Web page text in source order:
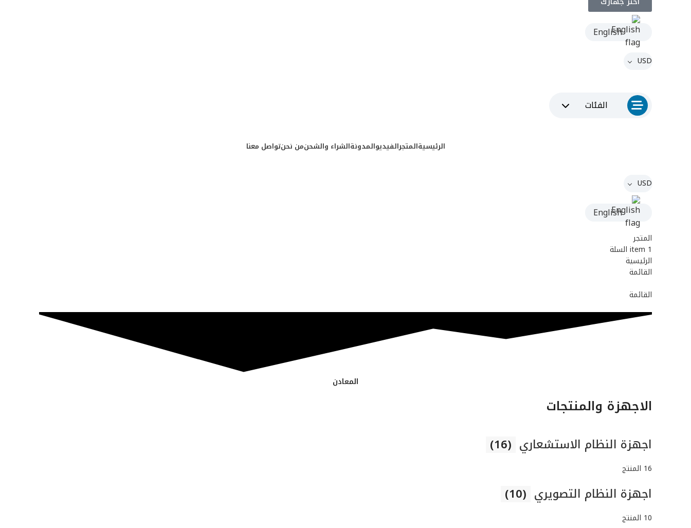
English
USD
الفئات
الرئيسيةالمتجرالفيديوالمدونةالشراء والشحنمن نحنتواصل معنا
USD
English
المتجر
1
item السلة
الرئيسية
القائمة
القائمة
المعادن
الاجهزة والمنتجات
اجهزة النظام الاستشعاري (16)
16 المنتج
اجهزة النظام التصويري (10)
10 المنتج